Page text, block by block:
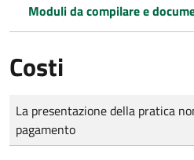
Moduli da compilare e
Costi
Tipo di pagamento
Importo
La presentazione della pratica
pagamento